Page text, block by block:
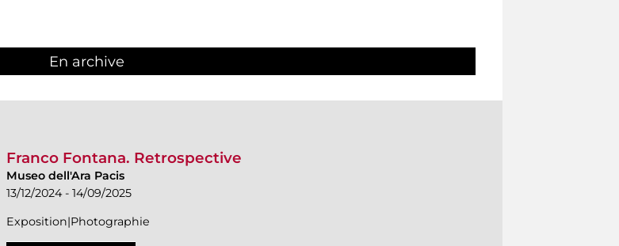
En archive
Franco Fontana. Retrospective
Museo dell'Ara Pacis
13/12/2024 - 14/09/2025
Exposition|Photographie